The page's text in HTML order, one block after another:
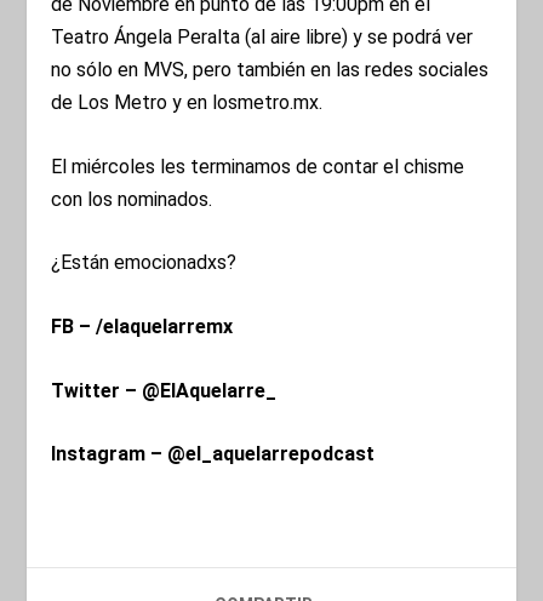
Teatro Ángela Peralta (al aire libre) y se podrá ver
no sólo en MVS, pero también en las redes sociales
de Los Metro y en losmetro.mx.
El miércoles les terminamos de contar el chisme
con los nominados.
¿Están emocionadxs?
FB – /elaquelarremx
Twitter – @ElAquelarre_
Instagram – @el_aquelarrepodcast